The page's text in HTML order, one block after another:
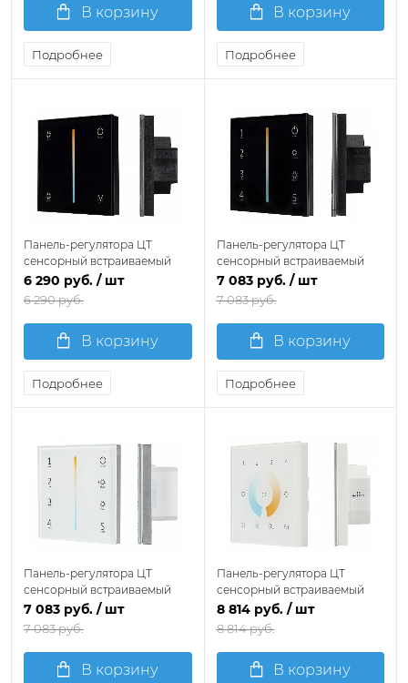
В корзину
Подробнее
В корзину
Подробнее
Панель-регулятора ЦТ
сенсорный встраиваемый
Arlight SMART 033765
6 290 руб. / шт
6 290 руб.
В корзину
Подробнее
Панель-регулятора ЦТ
сенсорный встраиваемый
Arlight SMART 028137
7 083 руб. / шт
7 083 руб.
В корзину
Подробнее
Панель-регулятора ЦТ
сенсорный встраиваемый
Arlight SMART 027118
7 083 руб. / шт
7 083 руб.
В корзину
Панель-регулятора ЦТ
сенсорный встраиваемый
Arlight INTELLIGENT 037198
8 814 руб. / шт
8 814 руб.
В корзину